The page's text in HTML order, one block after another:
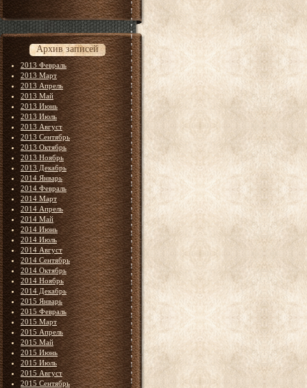
Архив записей
2013 Февраль
2013 Март
2013 Апрель
2013 Май
2013 Июнь
2013 Июль
2013 Август
2013 Сентябрь
2013 Октябрь
2013 Ноябрь
2013 Декабрь
2014 Январь
2014 Февраль
2014 Март
2014 Апрель
2014 Май
2014 Июнь
2014 Июль
2014 Август
2014 Сентябрь
2014 Октябрь
2014 Ноябрь
2014 Декабрь
2015 Январь
2015 Февраль
2015 Март
2015 Апрель
2015 Май
2015 Июнь
2015 Июль
2015 Август
2015 Сентябрь